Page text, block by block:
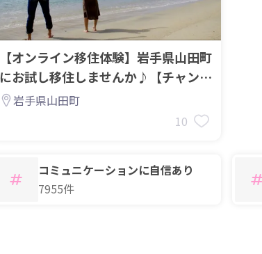
【オンライン移住体験】岩手県山田町
にお試し移住しませんか♪【チャンス
は3回】
岩手県山田町
10
コミュニケーションに自信あり
7955件